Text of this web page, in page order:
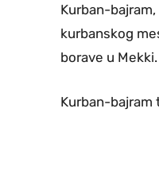
Kurban-
kurbanskog
borave u
Kurban-bajram